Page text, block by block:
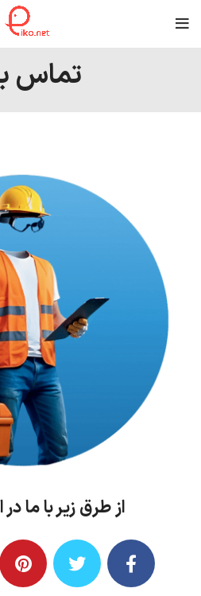
تماس
از طرق زیر با ما در